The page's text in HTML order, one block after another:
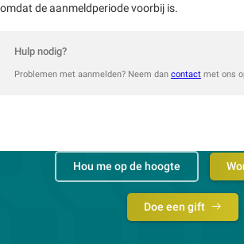
omdat de aanmeldperiode voorbij is.
Hulp nodig?
Problemen met aanmelden? Neem dan contactmet ons
Hou me op de hoogte
Doe een gift